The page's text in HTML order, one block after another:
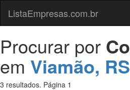
ListaEmpresas.com.br
Procurar por
em Viamão, RS
3 resultados. Página 1